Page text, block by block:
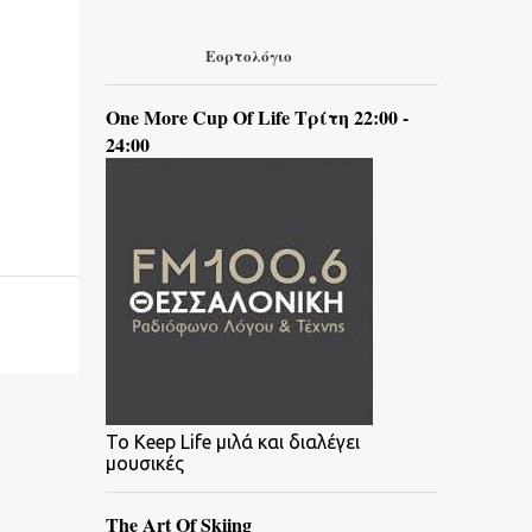
Εορτολόγιο
One More Cup Of Life Τρίτη 22:00 -
24:00
To Keep Life μιλά και διαλέγει
μουσικές
The Art Of Skiing